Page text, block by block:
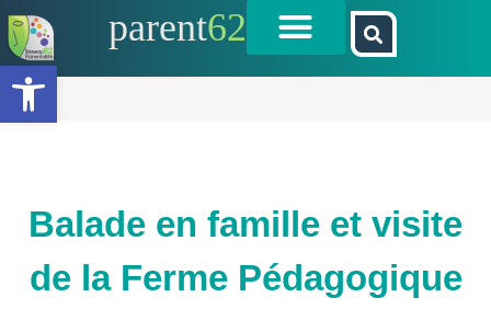
Ouvrir la barre d’outils
parent62
Balade en famille et visite
de la Ferme Pédagogique